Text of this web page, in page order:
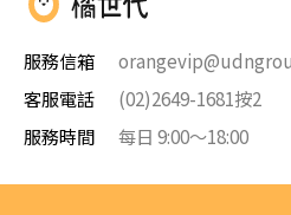
服務信箱
客服電話
(02)2649-1681按2
服務時間
每日 9:00～18:00